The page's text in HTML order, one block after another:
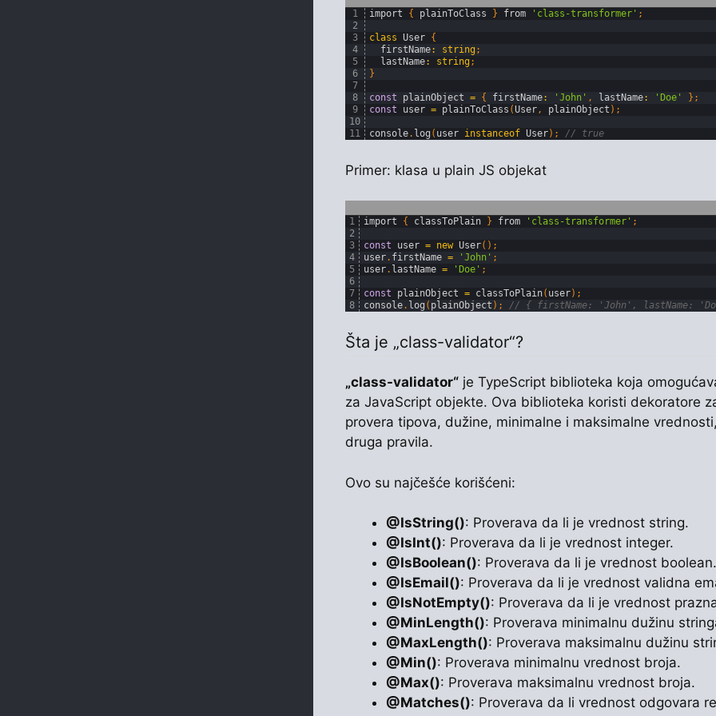
1
2
3
4
5
6
7
8
9
10
11
import { plainToClass } from 'class-transformer' ;
class User {
firstName: string ;
lastName: string;
}
const plainObject = { firstName: 'John' , lastName: 'Doe' } ;
const
user = plainToClass (User, plainObject ) ;
console. log ( user instanceof User) ; // true
Primer: klasa u plain JS objekat
1
2
3
4
5
6
7
8
import { classToPlain } from 'class-transformer' ;
const user = new User( ) ;
user. firstName = 'John' ;
user. lastName = 'Doe' ;
const plainObject = classToPlain( user) ;
console. log ( plainObject ) ; // { firstName: 'John', lastName:
Šta je „class-validator“?
„class-validator“ je TypeScript biblioteka koja
za JavaScript objekte. Ova biblioteka koristi dekoratore
provera tipova, dužine, minimalne i maksimalne
druga pravila.
Ovo su najčešće korišćeni:
@IsString(): Proverava da li je vrednost string.
@IsInt(): Proverava da li je vrednost integer.
@IsBoolean(): Proverava da li je vrednost boolean.
@IsEmail(): Proverava da li je vrednost validna
@IsNotEmpty(): Proverava da li je vrednost
@MinLength(): Proverava minimalnu dužinu
@MaxLength(): Proverava maksimalnu dužinu
@Min(): Proverava minimalnu vrednost broja.
@Max(): Proverava maksimalnu vrednost broja.
@Matches(): Proverava da li vrednost odgovara